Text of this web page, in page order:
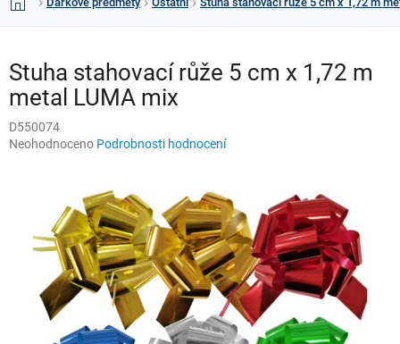
Domů
Stuha stahovací růže 5 cm x 1,72 m
metal LUMA mix
D550074
Průměrné
hvězdiček.
Neohodnoceno Podrobnosti hodnocení